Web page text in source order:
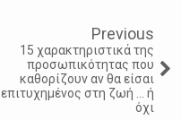
Previous
15 χαρακτηριστικά της
προσωπικότητας που
καθορίζουν αν θα είσαι
επιτυχημένος στη ζωή ... ή
όχι